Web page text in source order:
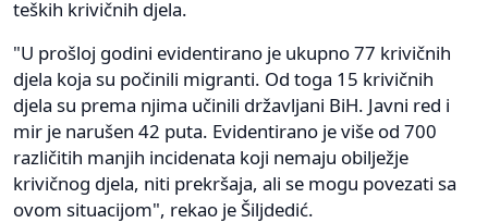
teških krivičnih djela.
"U prošloj godini evidentirano je ukupno 77 krivičnih
djela koja su počinili migranti. Od toga 15 krivičnih
djela su prema njima učinili državljani BiH. Javni red i
mir je narušen 42 puta. Evidentirano je više od 700
različitih manjih incidenata koji nemaju obilježje
krivičnog djela, niti prekršaja, ali se mogu povezati sa
ovom situacijom", rekao je Šiljdedić.